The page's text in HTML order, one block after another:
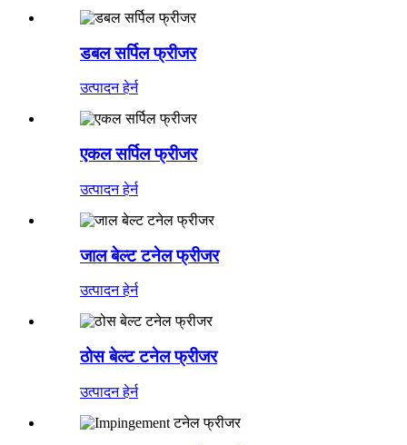
डबल सर्पिल फ्रीजर
उत्पादन हेर्न
एकल सर्पिल फ्रीजर
उत्पादन हेर्न
जाल बेल्ट टनेल फ्रीजर
उत्पादन हेर्न
ठोस बेल्ट टनेल फ्रीजर
उत्पादन हेर्न